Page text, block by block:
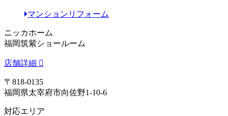
マンションリフォーム
ニッカホーム
福岡筑紫ショールーム
店舗詳細
〒818-0135
福岡県太宰府市向佐野1-10-6
対応エリア